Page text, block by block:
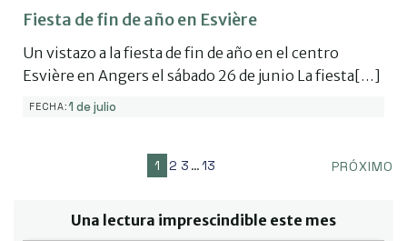
Fiesta de fin de año en Esvière
Un vistazo a la fiesta de fin de año en el centro
Esvière en Angers el sábado 26 de junio La fiesta[…]
FECHA:1 de julio
1 2 3 …13 PRÓXIMO
Una lectura imprescindible este mes